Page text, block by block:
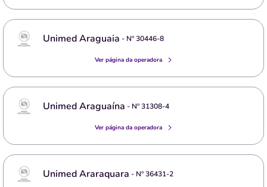
Unimed Araguaia - Nº30446-8
Ver página da operadora
Unimed Araguaína - Nº31308-4
Ver página da operadora
Unimed Araraquara - Nº36431-2